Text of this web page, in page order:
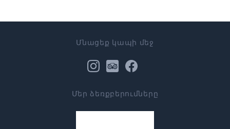
Մնացեք կապի մեջ
Մեր ձեռքբերումները